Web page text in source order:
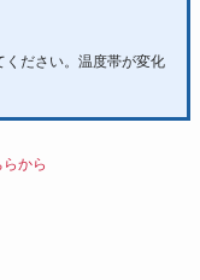
ださい。温度帯が変化
から